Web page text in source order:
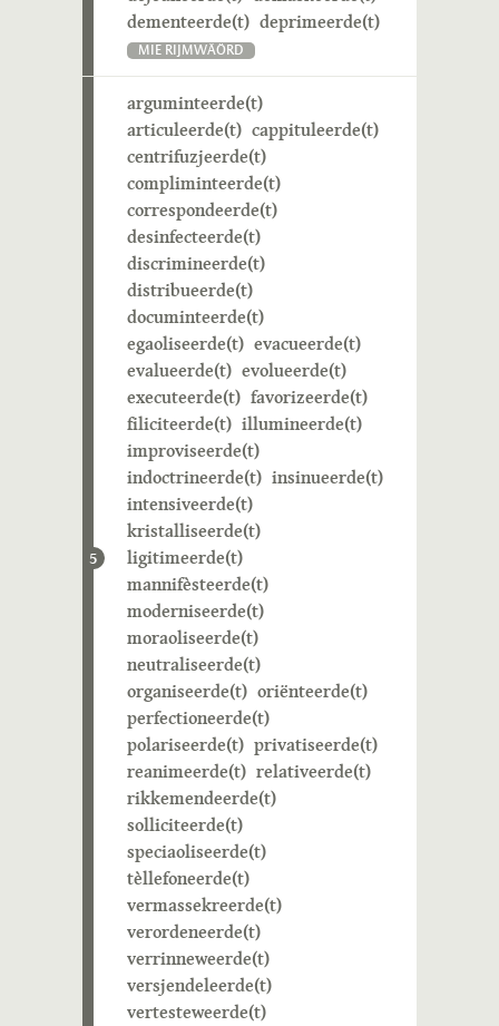
dementeerde(t) deprimeerde(t)
MIE RIJMWÄÖRD
5
arguminteerde(t)
articuleerde(t) cappituleerde(t)
centrifuzjeerde(t)
compliminteerde(t)
correspondeerde(t)
desinfecteerde(t)
discrimineerde(t)
distribueerde(t)
documinteerde(t)
egaoliseerde(t) evacueerde(t)
evalueerde(t) evolueerde(t)
executeerde(t) favorizeerde(t)
filiciteerde(t) illumineerde(t)
improviseerde(t)
indoctrineerde(t) insinueerde(t)
intensiveerde(t)
kristalliseerde(t)
ligitimeerde(t)
mannifèsteerde(t)
moderniseerde(t)
moraoliseerde(t)
neutraliseerde(t)
organiseerde(t) oriënteerde(t)
perfectioneerde(t)
polariseerde(t) privatiseerde(t)
reanimeerde(t) relativeerde(t)
rikkemendeerde(t)
solliciteerde(t)
speciaoliseerde(t)
tèllefoneerde(t)
vermassekreerde(t)
verordeneerde(t)
verrinneweerde(t)
versjendeleerde(t)
vertesteweerde(t)